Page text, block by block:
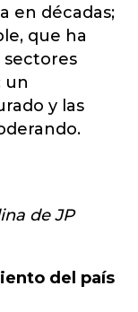
en décadas;
que ha
sectores
un
y las
de JP
del país